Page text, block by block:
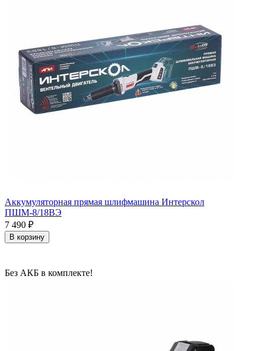
Аккумуляторная прямая шлифмашина Интерскол
ПШМ-8/18ВЭ
7 490 ₽
В корзину
Без АКБ в комплекте!